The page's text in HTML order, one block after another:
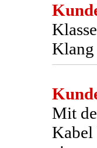
Klang
Mit
Kabel